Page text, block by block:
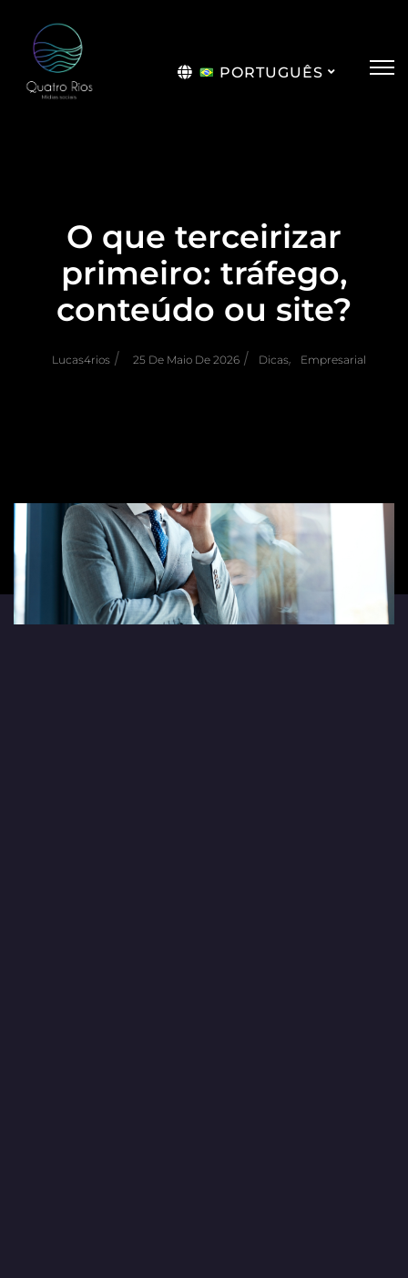
PORTUGUÊS
O que terceirizar
primeiro: tráfego,
conteúdo ou site?
Lucas4rios/ 25 De Maio De 2026/ Dicas, Empresarial